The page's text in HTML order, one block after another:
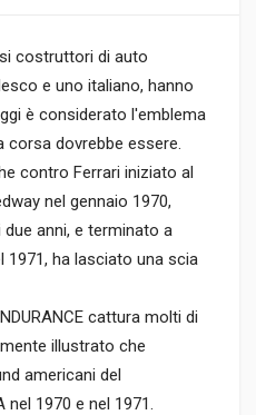
costruttori di auto
e uno italiano, hanno
è considerato l'emblema
corsa dovrebbe essere.
contro Ferrari iniziato al
nel gennaio 1970,
anni, e terminato a
1971, ha lasciato una scia
cattura molti di
illustrato che
americani del
1970 e nel 1971.